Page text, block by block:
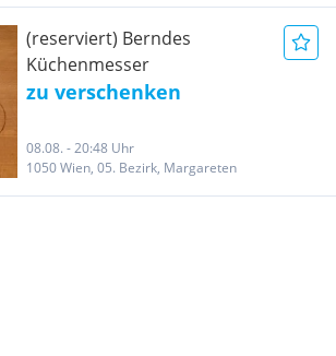
(reserviert) Berndes
Küchenmesser
zu verschenken
08.08. - 20:48 Uhr
1050 Wien, 05. Bezirk, Margareten